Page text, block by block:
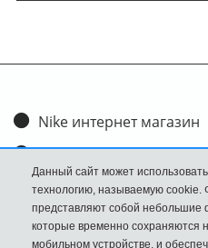
Nike интернет магазин
Доставка и оплата
Обмен и возврат
Размеры
Данный сайт может
технологию, называемую cookie.
представляют собой небольшие
которые временно сохраняются
мобильном устройстве, и